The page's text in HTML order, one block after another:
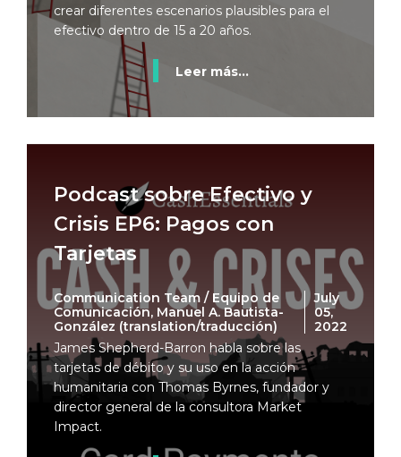
crear diferentes escenarios plausibles para el
efectivo dentro de 15 a 20 años.
Leer más...
Podcast sobre Efectivo y
Crisis EP6: Pagos con
Tarjetas
Communication Team / Equipo de
Comunicación, Manuel A. Bautista-
González (translation/traducción)
July
05,
2022
James Shepherd-Barron habla sobre las
tarjetas de débito y su uso en la acción
humanitaria con Thomas Byrnes, fundador y
director general de la consultora Market
Impact.